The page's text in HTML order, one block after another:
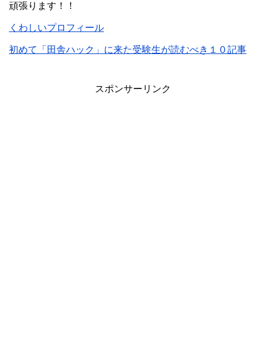
頑張ります！！
くわしいプロフィール
初めて「田舎ハック」に来た受験生が読むべき１０記事
スポンサーリンク